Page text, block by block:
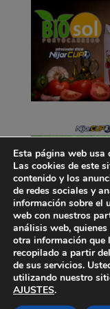
Esta página web usa
Las cookies de este
contenido y los
de redes sociales y
información sobre el
web con nuestros
análisis web,
otra información que
recopilado a partir
de sus servicios.
utilizando nuestro
AJUSTES.